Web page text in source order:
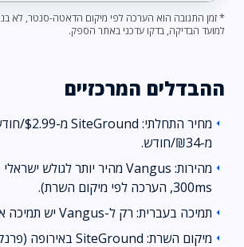
* זמן התגובה הוא הערכה לפי מיקום הדאטה-סנטר, לא
למועד הבדיקה, בדקו עדכני באתר הספק.
ההבדלים המרכזיים
arrow_left
מ-₪34/חודש.
arrow_left
300ms, הערכה לפי מיקום השרת).
arrow_left תמיכה בעברית: רק ל-Vangus יש תמיכה אנושית בעברית.
arrow_left